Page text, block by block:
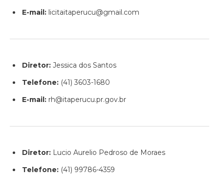
E-mail: licitaitaperucu@gmail.com
Diretor: Jessica dos Santos
Telefone: (41) 3603-1680
E-mail: rh@itaperucu.pr.gov.br
Diretor: Lucio Aurelio Pedroso de Moraes
Telefone: (41) 99786-4359